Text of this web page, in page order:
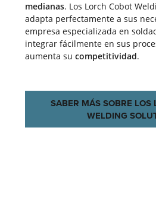
medianas. Los Lorch Cobot
adapta perfectamente a sus
empresa especializada en
integrar fácilmente en sus
aumenta su competitividad.
SABER MÁS SOBRE LOS
WELDING